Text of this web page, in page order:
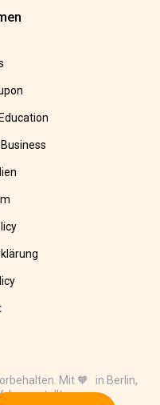
Mit 🧡 in Berlin,
hergestellt.